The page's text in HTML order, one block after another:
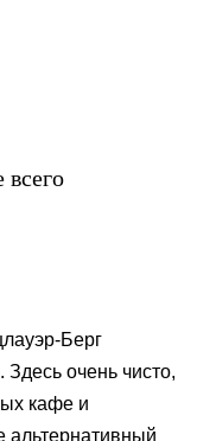
всего
Берг
очень чисто,
кафе и
альтернативный